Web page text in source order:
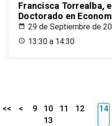
Francisca Torrealba,
Doctorado en
29 de Septiembre de
13:30 a 14:30
<< < 9 10 11
12
13
14